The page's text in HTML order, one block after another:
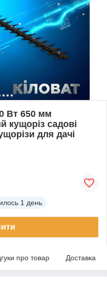
Вт 650 мм
кущоріз садові
для дачі
1 день
про товар Доставка